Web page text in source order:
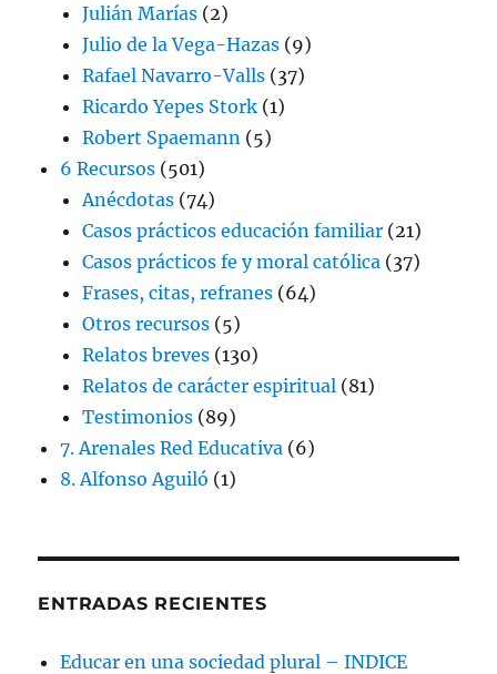
Julián Marías (2)
Julio de la Vega-Hazas (9)
Rafael Navarro-Valls (37)
Ricardo Yepes Stork (1)
Robert Spaemann (5)
6 Recursos (501)
Anécdotas (74)
Casos prácticos educación familiar (21)
Casos prácticos fe y moral católica (37)
Frases, citas, refranes (64)
Otros recursos (5)
Relatos breves (130)
Relatos de carácter espiritual (81)
Testimonios (89)
7. Arenales Red Educativa (6)
8. Alfonso Aguiló (1)
ENTRADAS RECIENTES
Educar en una sociedad plural – INDICE